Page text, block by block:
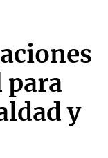
para
y